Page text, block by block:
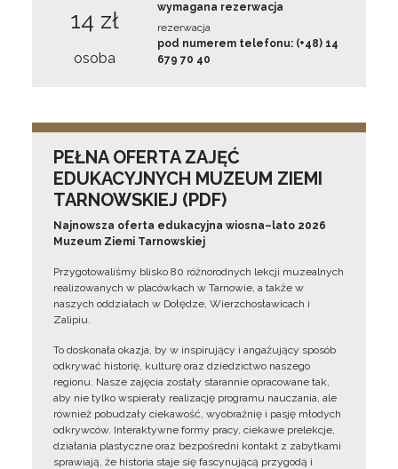
14 zł
osoba
wymagana rezerwacja
rezerwacja
pod numerem telefonu: (+48) 14
679 70 40
PEŁNA OFERTA ZAJĘĆ
EDUKACYJNYCH MUZEUM ZIEMI
TARNOWSKIEJ (PDF)
Najnowsza oferta edukacyjna wiosna–lato 2026
Muzeum Ziemi Tarnowskiej
Przygotowaliśmy blisko 80 różnorodnych lekcji muzealnych
realizowanych w placówkach w Tarnowie, a także w
naszych oddziałach w Dołędze, Wierzchosławicach i
Zalipiu.
To doskonała okazja, by w inspirujący i angażujący sposób
odkrywać historię, kulturę oraz dziedzictwo naszego
regionu. Nasze zajęcia zostały starannie opracowane tak,
aby nie tylko wspierały realizację programu nauczania, ale
również pobudzały ciekawość, wyobraźnię i pasję młodych
odkrywców. Interaktywne formy pracy, ciekawe prelekcje,
działania plastyczne oraz bezpośredni kontakt z zabytkami
sprawiają, że historia staje się fascynującą przygodą i